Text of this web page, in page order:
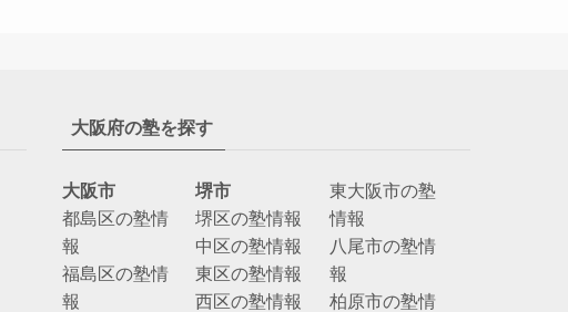
大阪府の塾を探す
大阪市
都島区の塾情
報
福島区の塾情
報
堺市
堺区の塾情報
中区の塾情報
東区の塾情報
西区の塾情報
東大阪市の塾
情報
八尾市の塾情
報
柏原市の塾情